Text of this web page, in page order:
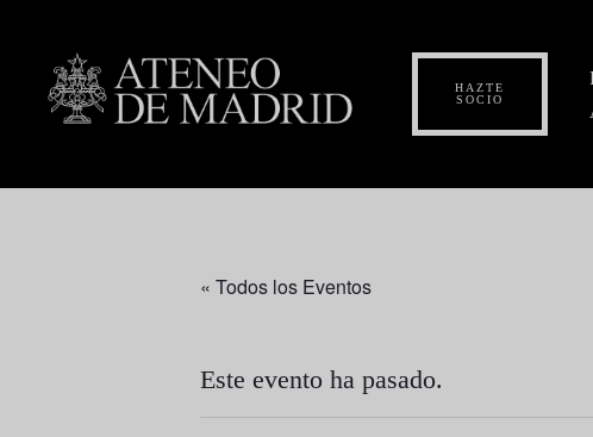
HAZTE
SOCIO
« Todos los Eventos
Este evento ha pasado.